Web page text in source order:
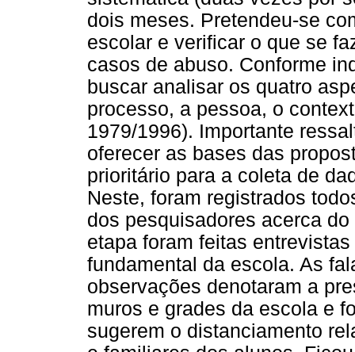
dois meses. Pretendeu-se
escolar e verificar o que se
casos de abuso. Conforme
buscar analisar os quatro
processo, a pessoa, o
1979/1996). Importante
oferecer as bases das
prioritário para a coleta de
Neste, foram registrados
dos pesquisadores acerca
etapa foram feitas
fundamental da escola. As
observações denotaram a
muros e grades da escola e
sugerem o distanciamento